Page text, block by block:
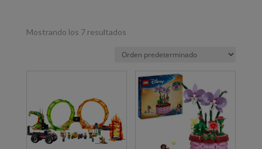
Mostrando los 7 resultados